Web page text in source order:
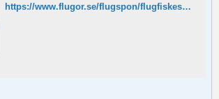
https://www.flugor.se/flugspon/flugfiskeset/flugfiske-set-sameo-amber-complete-4592